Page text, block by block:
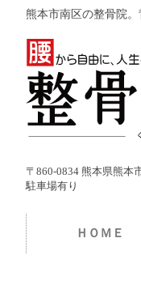
熊本市南区の整骨院
〒860-0834 熊本県熊本
駐車場有り
ＨＯＭＥ